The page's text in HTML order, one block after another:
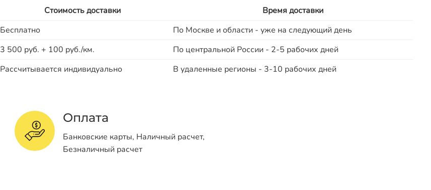
Стоимость доставки
Время доставки
Бесплатно
По Москве и области - уже на следующий день
3 500 руб. + 100 руб./км.
По центральной России - 2-5 рабочих дней
Рассчитывается индивидуально В удаленные регионы - 3-10 рабочих дней
Оплата
Банковские карты, Наличный расчет,
Безналичный расчет